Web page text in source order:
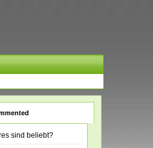
sind beliebt?